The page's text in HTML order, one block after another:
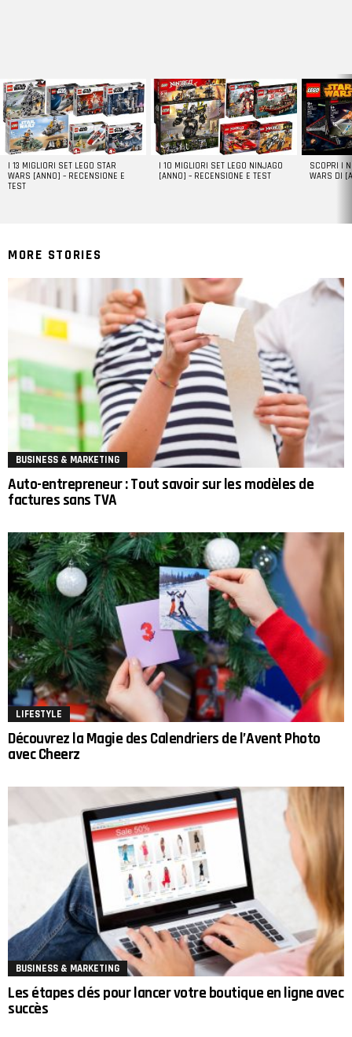
DERNIERS
ARTICLES
I 13 MIGLIORI SET LEGO STAR
WARS [ANNO] – RECENSIONE E
TEST
I 10 MIGLIORI SET LEGO NINJAGO
[ANNO] – RECENSIONE E TEST
SCOPRI I
WARS DI
MORE STORIES
BUSINESS & MARKETING
Auto-entrepreneur : Tout savoir sur les modèles de
factures sans TVA
LIFESTYLE
Découvrez la Magie des Calendriers de l’Avent Photo
avec Cheerz
BUSINESS & MARKETING
Les étapes clés pour lancer votre boutique en ligne avec
succès